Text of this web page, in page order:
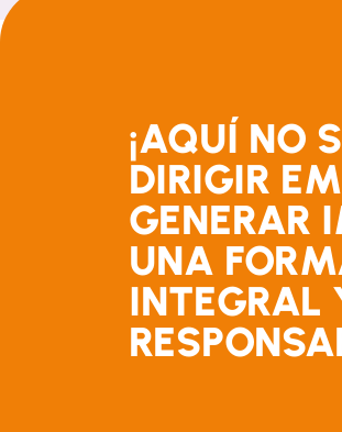
¡AQUÍ NO
DIRIGIR
GENERAR
UNA
INTEGRAL